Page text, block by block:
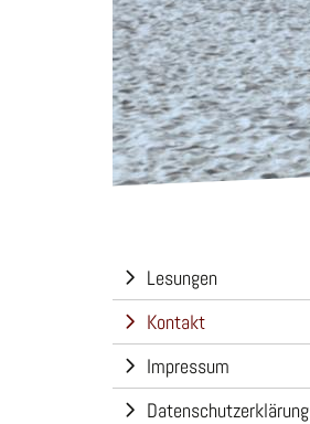
Lesungen
Kontakt
Impressum
Datenschutzerklärung